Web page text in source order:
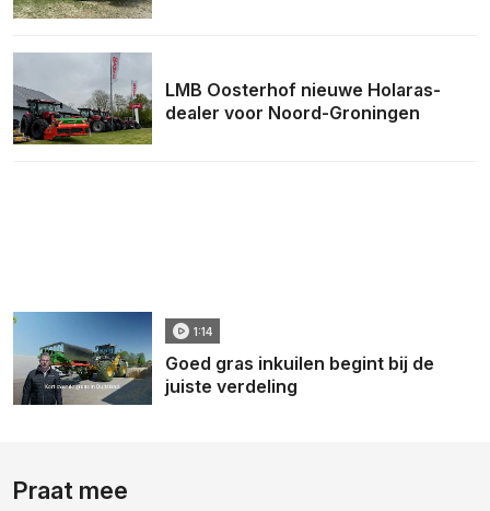
LMB Oosterhof nieuwe Holaras-
dealer voor Noord-Groningen
1:14
Goed gras inkuilen begint bij de
juiste verdeling
Praat mee